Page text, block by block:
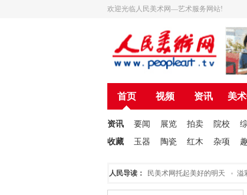
欢迎光临人民美术网—艺术服务网站!
首页 视频 资讯 美
资讯 要闻 展览 拍卖 院校
收藏
玉器 陶瓷 红木 杂项
人民导读：
民美术创作院揭牌仪式在北京举行 为人民美术网托起美好的明天 溢彩